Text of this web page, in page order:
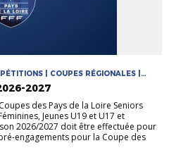
| COUPES RÉGIONALES |
2027
des Pays de la Loire Seniors
Jeunes U19 et U17 et
2026/2027 doit être effectuée pour
engagements pour la Coupe des